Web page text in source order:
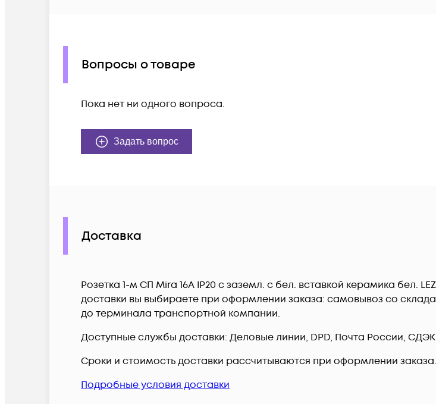
Вопросы о товаре
Пока нет ни одного вопроса.
Задать вопрос
Доставка
Розетка 1-м СП Mira 16А IP20 с заземл. с бел. вставкой керамика бел.
доставки вы выбираете при оформлении заказа: самовывоз со
до терминала транспортной компании.
Доступные службы доставки: Деловые линии, DPD, Почта России,
Сроки и стоимость доставки рассчитываются при оформлении заказа.
Подробные условия доставки